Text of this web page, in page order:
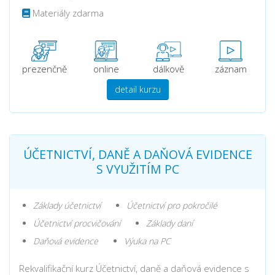
Materiály zdarma
prezenčně online dálkově záznam
detail kurzu
ÚČETNICTVÍ, DANĚ A DAŇOVÁ EVIDENCE
S VYUŽITÍM PC
Základy účetnictví
Účetnictví pro pokročilé
Účetnictví procvičování
Základy daní
Daňová evidence
Výuka na PC
Rekvalifikační kurz Účetnictví, daně a daňová evidence s